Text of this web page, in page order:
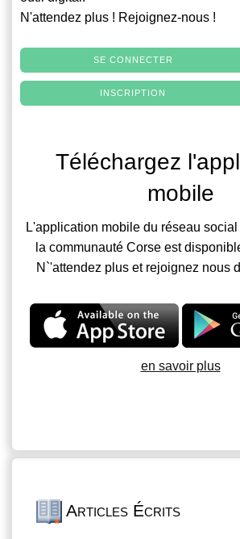
N'attendez plus ! Rejoignez-nous !
SE CONNECTER
INSCRIPTION
Téléchargez
mobile
L'application mobile du réseau
la communauté Corse est
N`'attendez plus et rejoignez nous
en savoir plus
Articles Écrits